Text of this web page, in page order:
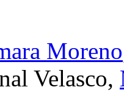
Moreno
Velasco,